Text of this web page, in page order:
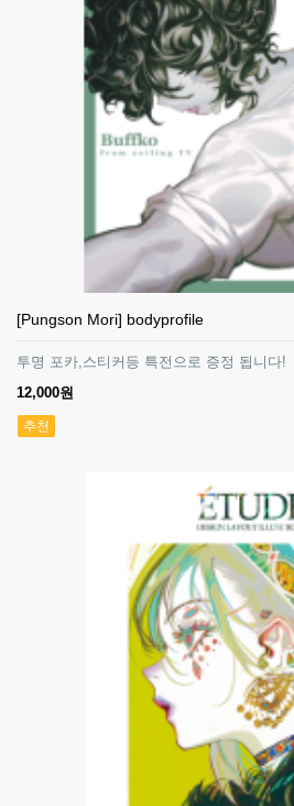
[Pungson Mori] bodyprofile
투명 포카,스티커등 특전으로 증정 됩니다!
12,000원
추천